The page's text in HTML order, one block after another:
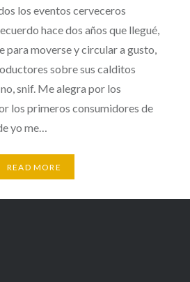
los eventos cerveceros
hace dos años que llegué,
para moverse y circular a gusto,
sobre sus calditos
snif. Me alegra por los
los primeros consumidores de
yo me…
READ MORE